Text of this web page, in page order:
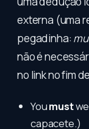
externa (uma
pegadinha:
não é
no link no fim
Youmust
capacete.)